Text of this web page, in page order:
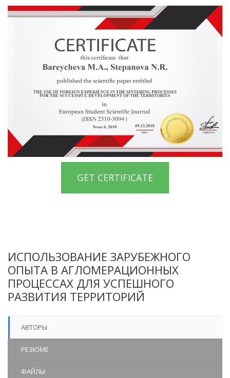
GET CERTIFICATE
ИСПОЛЬЗОВАНИЕ ЗАРУБЕЖНОГО
ОПЫТА В АГЛОМЕРАЦИОННЫХ
ПРОЦЕССАХ ДЛЯ УСПЕШНОГО
РАЗВИТИЯ ТЕРРИТОРИЙ
АВТОРЫ
РЕЗЮМЕ
ФАЙЛЫ